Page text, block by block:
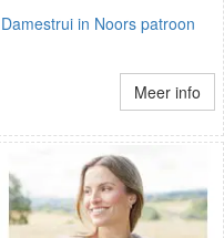
Damestrui in Noors patroon
Meer info